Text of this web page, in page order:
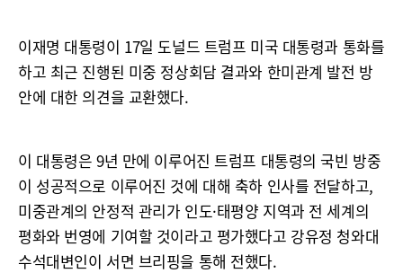
이재명 대통령이 17일 도널드 트럼프 미국 대통령과 통화를
하고 최근 진행된 미중 정상회담 결과와 한미관계 발전 방
안에 대한 의견을 교환했다.
이 대통령은 9년 만에 이루어진 트럼프 대통령의 국빈 방중
이 성공적으로 이루어진 것에 대해 축하 인사를 전달하고,
미중관계의 안정적 관리가 인도·태평양 지역과 전 세계의
평화와 번영에 기여할 것이라고 평가했다고 강유정 청와대
수석대변인이 서면 브리핑을 통해 전했다.